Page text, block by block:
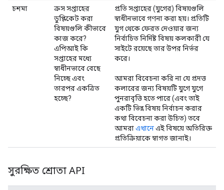
চশমা
ক্রস সপ্তাহের
ডুপ্লিকেট করা
বিষয়গুলি কীভাবে
কাজ করে?
এপিআই কি
সপ্তাহের মধ্যে
স্বাধীনভাবে বেছে
নিচ্ছে এবং
তারপর একত্রিত
হচ্ছে?
প্রতি সপ্তাহের (যুগের) বিষয়গুলি
স্বাধীনভাবে গণনা করা হয়। প্রতিটি
যুগ থেকে ফেরত দেওয়ার জন্য
নির্বাচিত নির্দিষ্ট বিষয় কলকারী যে
সাইটে রয়েছে তার উপর নির্ভর
করে।
আমরা বিবেচনা করি না যে প্রদত্ত
কলারের জন্য বিষয়টি যুগে যুগে
পুনরাবৃত্তি হতে পারে (এবং তাই
একটি ভিন্ন বিষয় নির্বাচন করার
কথা বিবেচনা করা উচিত) তবে
আমরাএখানেএই বিষয়ে অতিরিক্ত
প্রতিক্রিয়াকে স্বাগত জানাই।
সুরক্ষিত শ্রোতা API